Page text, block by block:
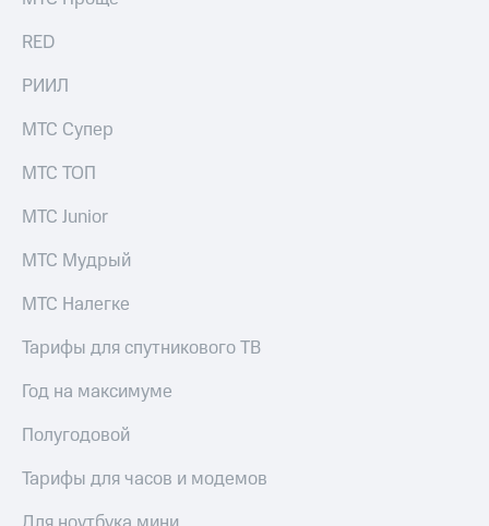
и не
и родителям
Здоровье
от МТС
Акции
Приложения
КИОН
Музыка
КИОН
Live
приложения
Инвестиции
Получайте
доход
онлайн
Страхование
Покупка
онлайн
Скидка 30%
на связь
С картой
RED
РИИЛ
МТС Супер
МТС ТОП
МТС Junior
МТС Мудрый
МТС Налегке
Тарифы для спутникового ТВ
Год на максимуме
Полугодовой
Тарифы для часов и модемов